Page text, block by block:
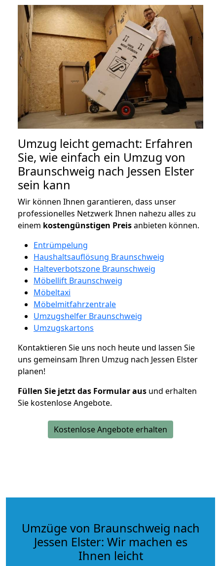
Umzug leicht gemacht: Erfahren
Sie, wie einfach ein Umzug von
Braunschweig nach Jessen Elster
sein kann
Wir können Ihnen garantieren, dass unser
professionelles Netzwerk Ihnen nahezu alles zu
einem kostengünstigen Preisanbieten können.
Entrümpelung
Haushaltsauflösung Braunschweig
Halteverbotszone Braunschweig
Möbellift Braunschweig
Möbeltaxi
Möbelmitfahrzentrale
Umzugshelfer Braunschweig
Umzugskartons
Kontaktieren Sie uns noch heute und lassen Sie
uns gemeinsam Ihren Umzug nach Jessen Elster
planen!
Füllen Sie jetzt das Formular aus und erhalten
Sie kostenlose Angebote.
Kostenlose Angebote erhalten
Umzüge von Braunschweig nach
Jessen Elster: Wir machen es
Ihnen leicht